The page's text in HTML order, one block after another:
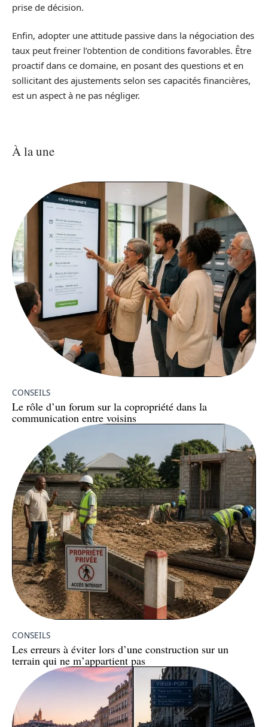
prise de décision.
Enfin, adopter une attitude passive dans la négociation des
taux peut freiner l’obtention de conditions favorables. Être
proactif dans ce domaine, en posant des questions et en
sollicitant des ajustements selon ses capacités financières,
est un aspect à ne pas négliger.
À la une
CONSEILS
Le rôle d’un forum sur la copropriété dans la
communication entre voisins
CONSEILS
Les erreurs à éviter lors d’une construction sur un
terrain qui ne m’appartient pas